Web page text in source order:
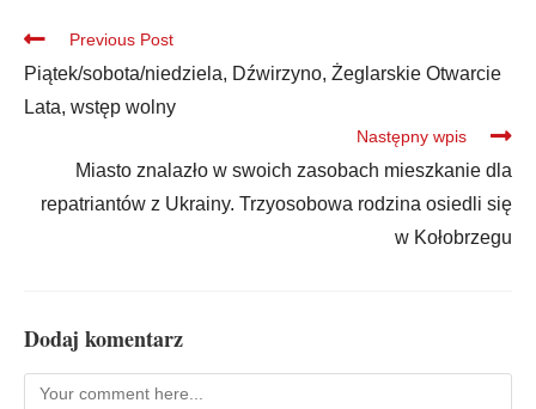
Previous Post
Piątek/sobota/niedziela, Dźwirzyno, Żeglarskie Otwarcie
Lata, wstęp wolny
Następny wpis
Miasto znalazło w swoich zasobach mieszkanie dla
repatriantów z Ukrainy. Trzyosobowa rodzina osiedli się
w Kołobrzegu
Dodaj komentarz